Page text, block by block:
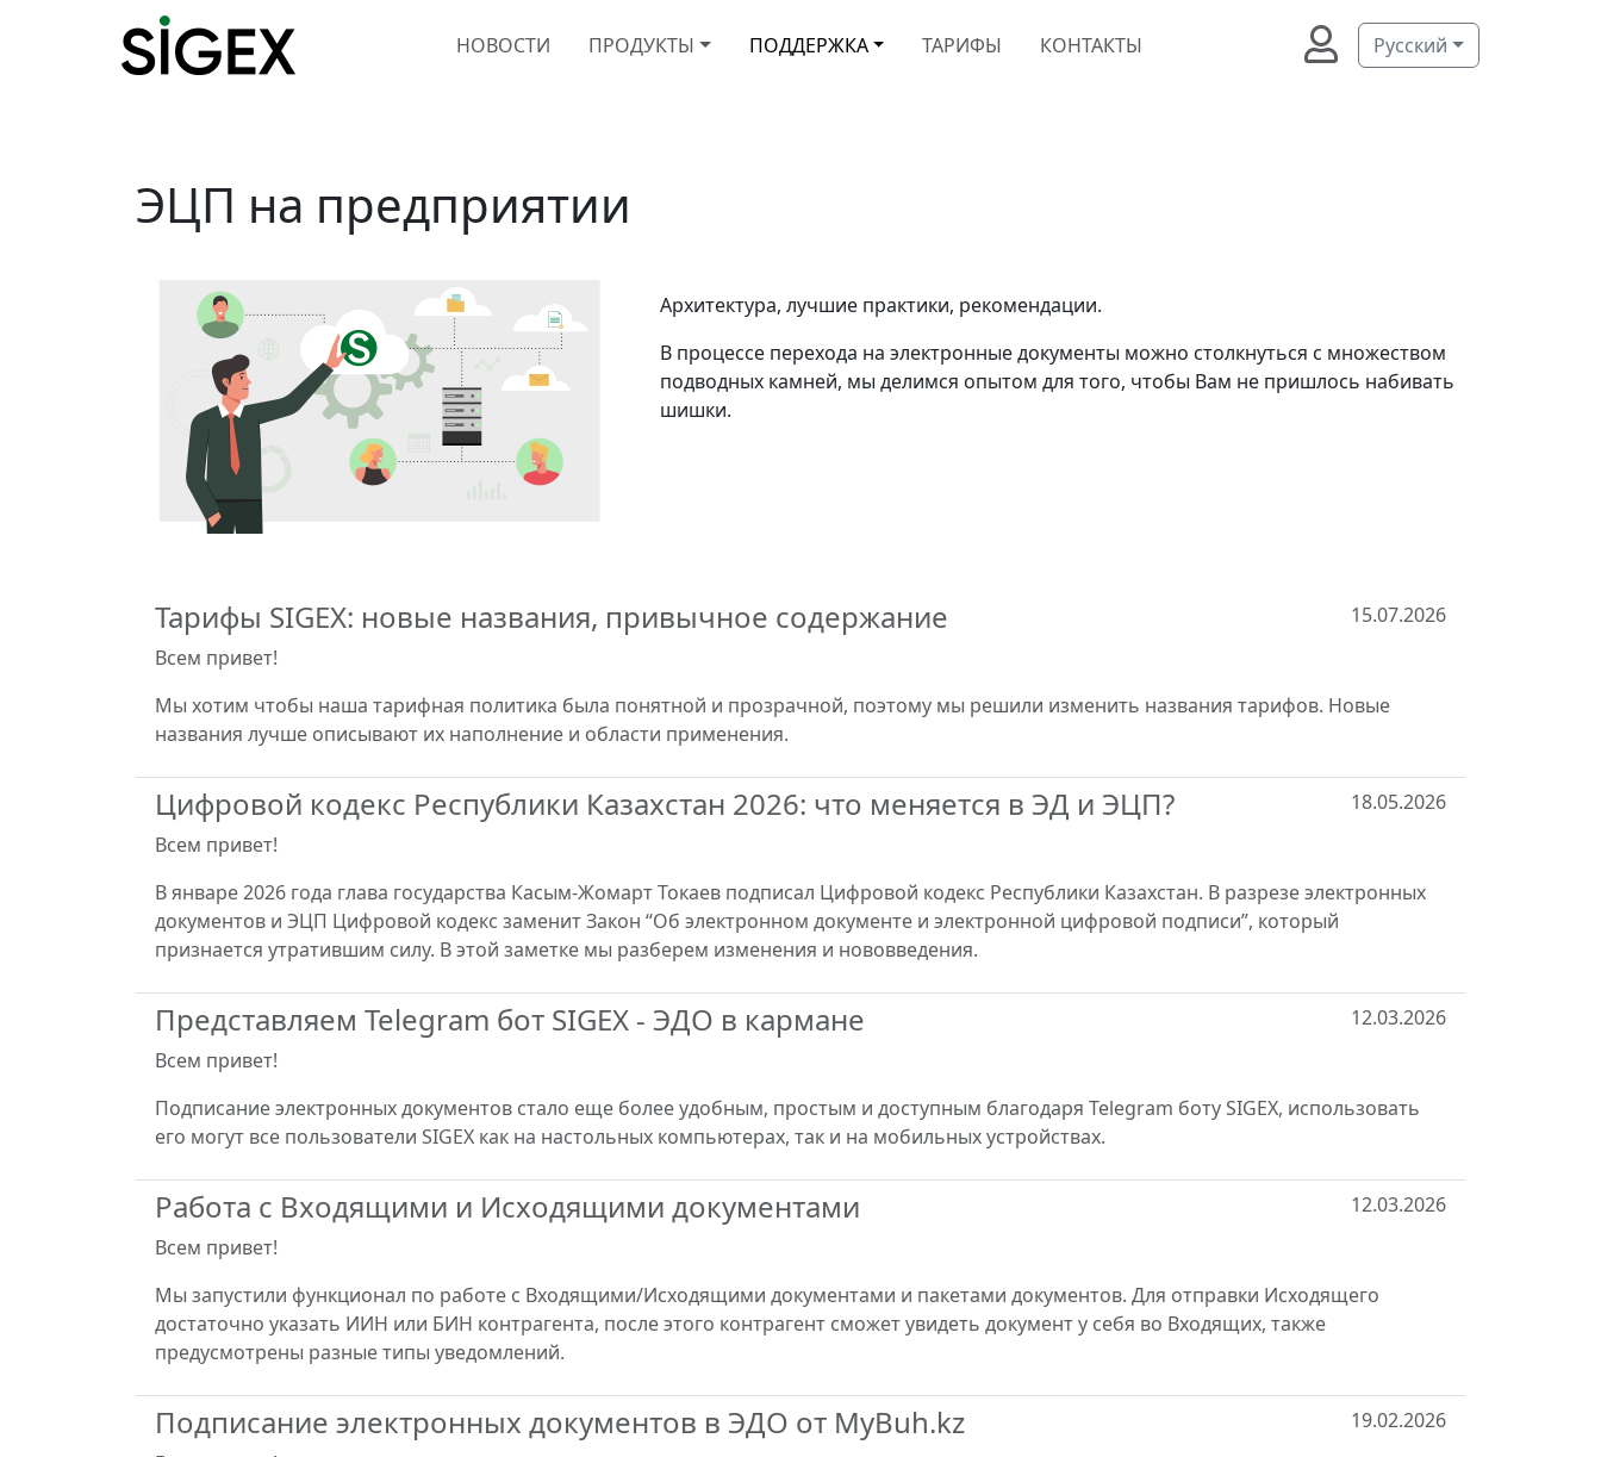
НОВОСТИ ПРОДУКТЫ ПОДДЕРЖКА ТАРИФЫ КОНТАКТЫ Русский
ЭЦП на предприятии
Архитектура, лучшие практики, рекомендации.
В процессе перехода на электронные документы можно столкнуться с множеством
подводных камней, мы делимся опытом для того, чтобы Вам не пришлось набивать
шишки.
Тарифы SIGEX: новые названия, привычное содержание
15.07.2026
Всем привет!
Мы хотим чтобы наша тарифная политика была понятной и прозрачной, поэтому мы решили изменить названия тарифов. Новые
названия лучше описывают их наполнение и области применения.
Цифровой кодекс Республики Казахстан 2026: что меняется в ЭД и ЭЦП?
18.05.2026
Всем привет!
В январе 2026 года глава государства Касым-Жомарт Токаев подписал Цифровой кодекс Республики Казахстан. В разрезе электронных
документов и ЭЦП Цифровой кодекс заменит Закон “Об электронном документе и электронной цифровой подписи”, который
признается утратившим силу. В этой заметке мы разберем изменения и нововведения.
Представляем Telegram бот SIGEX - ЭДО в кармане
12.03.2026
Всем привет!
Подписание электронных документов стало еще более удобным, простым и доступным благодаря Telegram боту SIGEX, использовать
его могут все пользователи SIGEX как на настольных компьютерах, так и на мобильных устройствах.
Работа с Входящими и Исходящими документами
12.03.2026
Всем привет!
Мы запустили функционал по работе с Входящими/Исходящими документами и пакетами документов. Для отправки Исходящего
достаточно указать ИИН или БИН контрагента, после этого контрагент сможет увидеть документ у себя во Входящих, также
предусмотрены разные типы уведомлений.
Подписание электронных документов в ЭДО от MyBuh.kz
19.02.2026